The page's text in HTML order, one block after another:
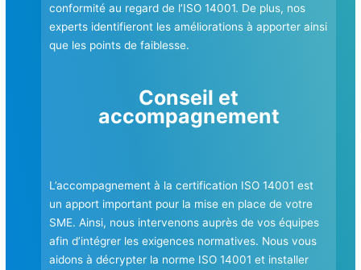
conformité au regard de l’ISO 14001. De plus, nos
experts identifieront les améliorations à apporter ainsi
que les points de faiblesse.
Conseil et
accompagnement
L’accompagnement à la certification ISO 14001 est
un apport important pour la mise en place de votre
SME. Ainsi, nous intervenons auprès de vos équipes
afin d’intégrer les exigences normatives. Nous vous
aidons à décrypter la norme ISO 14001 et installer